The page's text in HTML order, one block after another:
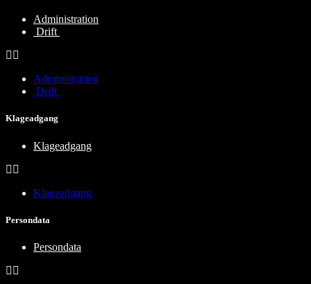
Administration
Drift
Administration
Drift
Klageadgang
Klageadgang
Klageadgang
Persondata
Persondata